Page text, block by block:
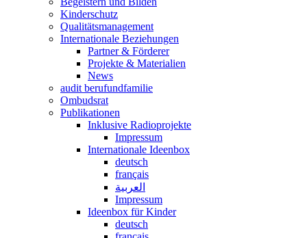
Kinderschutz
Qualitätsmanagement
Internationale Beziehungen
Partner & Förderer
Projekte & Materialien
News
audit berufundfamilie
Ombudsrat
Publikationen
Inklusive Radioprojekte
Impressum
Internationale Ideenbox
deutsch
français
العربية
Impressum
Ideenbox für Kinder
deutsch